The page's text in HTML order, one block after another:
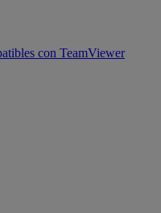
con TeamViewer